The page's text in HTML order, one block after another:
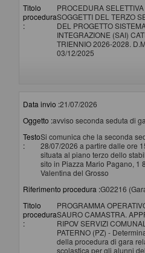
Titolo
procedura
:
PROCEDURA
SOGGETTI DEL TERZO
DEL PROGETTO
INTEGRAZIONE (SAI)
TRIENNIO 2026-2028.
03/12/2025
Data invio :21/07/2026
Oggetto :avviso seconda seduta di
Testo
:
Si comunica che la seconda
28/07/2026 a partire dalle ore
situata al piano terzo dello
sito in Piazza Mario Pagano, 1
Valentina del Grosso
Riferimento procedura :G02216
Titolo
procedura
:
PROGRAMMA
SAURO CAMASTRA.
RIPOV SERVIZI
PATERNO (PZ) -
della procedura di gara
scolastica per gli alunni